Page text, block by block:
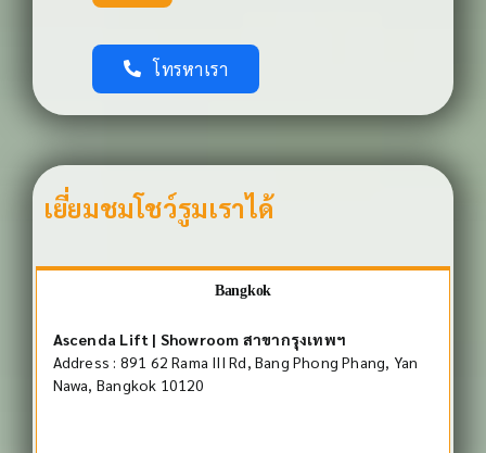
โทรหาเรา
เยี่ยมชมโชว์รูมเราได้
Bangkok
Ascenda Lift | Showroom สาขากรุงเทพฯ
Address : 891 62 Rama III Rd, Bang Phong Phang, Yan
Nawa, Bangkok 10120